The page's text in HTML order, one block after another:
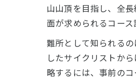
山山頂を目指し、全
面が求められるコース
難所として知られる
したサイクリストか
略するには、事前の